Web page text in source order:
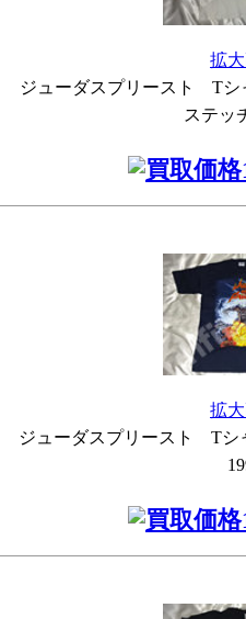
拡
ジューダスプリースト Tシ
ステッ
拡
ジューダスプリースト Tシ